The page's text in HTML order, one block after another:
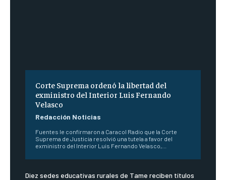
Corte Suprema ordenó la libertad del
exministro del Interior Luis Fernando
Velasco
Redacción Noticias
Fuentes le confirmaron a Caracol Radio que la Corte
Suprema de Justicia resolvió una tutela a favor del
exministro del Interior Luis Fernando Velasco,...
Diez sedes educativas rurales de Tame reciben títulos